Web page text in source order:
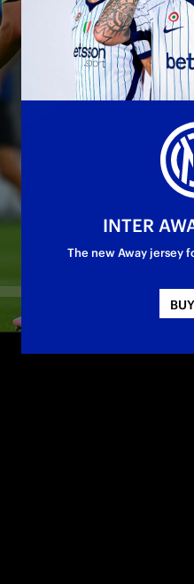
国际米兰俱乐部
INTER
The new Away jersey